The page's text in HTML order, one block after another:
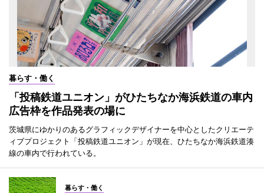
暮らす・働く
「投稿鉄道ユニオン」がひたちなか海浜鉄道の車内
広告枠を作品発表の場に
茨城県にゆかりのあるグラフィックデザイナーを中心としたクリエーテ
ィブプロジェクト「投稿鉄道ユニオン」が現在、ひたちなか海浜鉄道湊
線の車内で行われている。
暮らす・働く